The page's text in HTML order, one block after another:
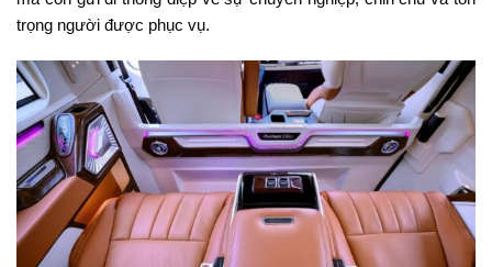
trọng người được phục vụ.